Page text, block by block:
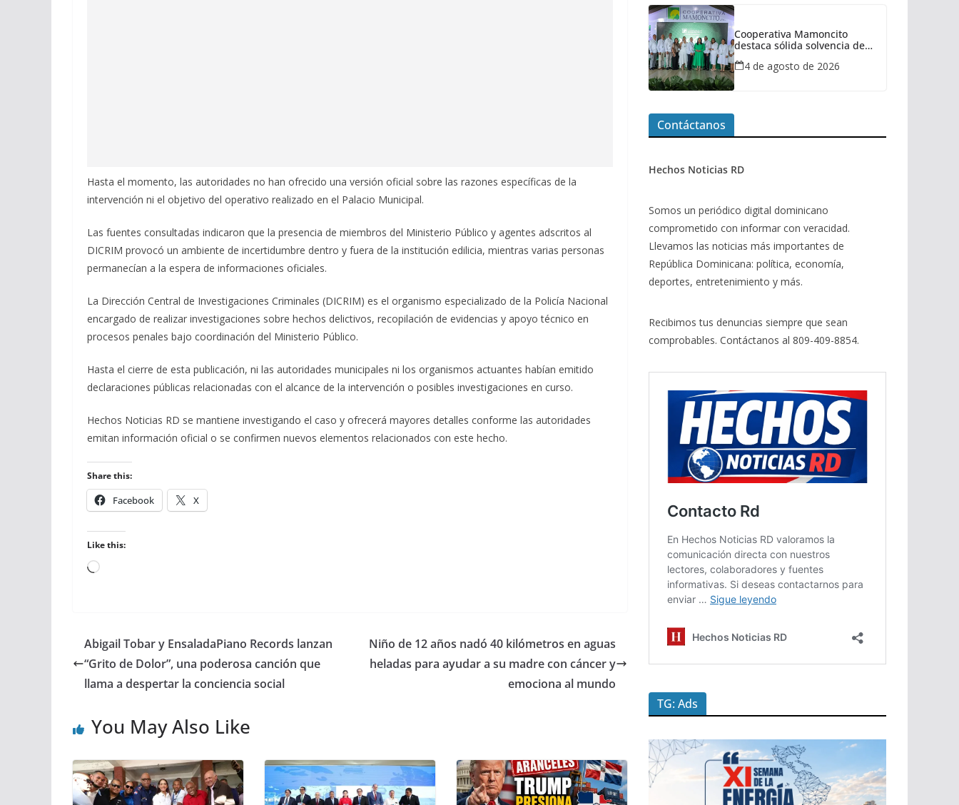
Hasta el momento, las autoridades no han ofrecido una versión oficial sobre las razones específicas de la
intervención ni el objetivo del operativo realizado en el Palacio Municipal.
Las fuentes consultadas indicaron que la presencia de miembros del Ministerio Público y agentes adscritos al
DICRIM provocó un ambiente de incertidumbre dentro y fuera de la institución edilicia, mientras varias personas
permanecían a la espera de informaciones oficiales.
La Dirección Central de Investigaciones Criminales (DICRIM) es el organismo especializado de la Policía Nacional
encargado de realizar investigaciones sobre hechos delictivos, recopilación de evidencias y apoyo técnico en
procesos penales bajo coordinación del Ministerio Público.
Hasta el cierre de esta publicación, ni las autoridades municipales ni los organismos actuantes habían emitido
declaraciones públicas relacionadas con el alcance de la intervención o posibles investigaciones en curso.
Hechos Noticias RD se mantiene investigando el caso y ofrecerá mayores detalles conforme las autoridades
emitan información oficial o se confirmen nuevos elementos relacionados con este hecho.
Share this:
Facebook X
Like this:
Loading…
Abigail Tobar y EnsaladaPiano Records lanzan
“Grito de Dolor”, una poderosa canción que
llama a despertar la conciencia social
Niño de 12 años nadó 40 kilómetros en aguas
heladas para ayudar a su madre con cáncer y
emociona al mundo
You May Also Like
Cooperativa Mamoncito
destaca sólida solvencia de
Asamblea General de
4 de agosto de 2026
Contáctanos
Hechos Noticias RD
Somos un periódico digital dominicano
comprometido con informar con veracidad.
Llevamos las noticias más importantes de
República Dominicana: política, economía,
deportes, entretenimiento y más.
Recibimos tus denuncias siempre que sean
comprobables. Contáctanos al 809-409-8854.
TG: Ads